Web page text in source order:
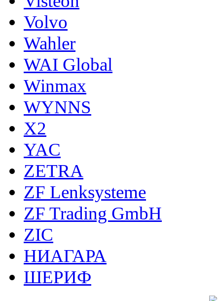
Volvo
Wahler
WAI Global
Winmax
WYNNS
X2
YAC
ZETRA
ZF Lenksysteme
ZF Trading GmbH
ZIC
НИАГАРА
ШЕРИФ